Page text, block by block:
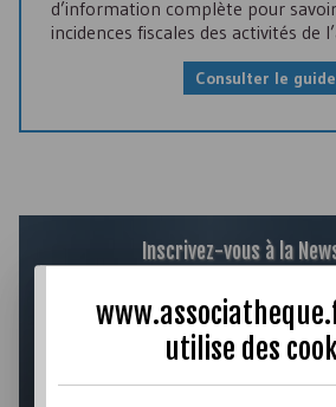
d’information complète pour
incidences fiscales des activités de
Consulter le guide
Inscrivez-vous à la
Découvrez tous les mois : des
dossier très pratique, des
utilise des